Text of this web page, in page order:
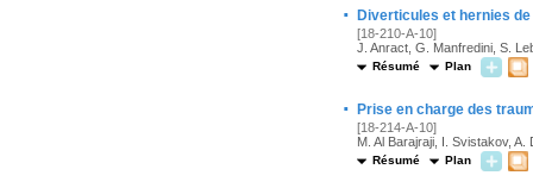
· Diverticules et hernies
[18-210-A-10]
J. Anract, G. Manfredini, S.
Résumé Plan
· Prise en charge des
[18-214-A-10]
M. Al Barajraji, I. Svistakov, A.
Résumé Plan